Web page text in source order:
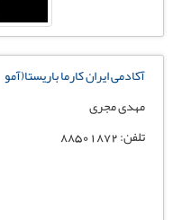
آکادمی ایران کارما باریستا(آمو
مهدی مجری
تلفن: 88501872